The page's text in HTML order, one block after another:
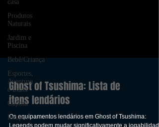
casa
Produtos
Naturais
Jardim e
Piscina
Bebê/Criança
Esportes,
Aventura
e Lazer
Cupom
Roupas
Ghost of Tsushima: Lista de
itens lendários